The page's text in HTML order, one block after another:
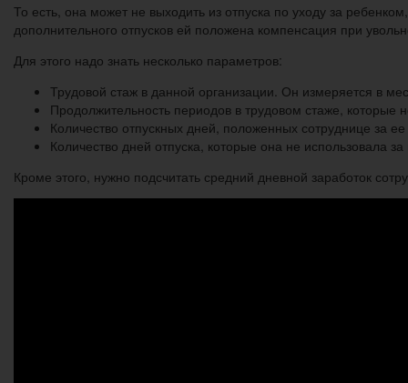
То есть, она может не выходить из отпуска по уходу за
дополнительного отпусков ей положена компенсация при
Для этого надо знать несколько параметров:
Трудовой стаж в данной организации. Он измеряется в
Продолжительность периодов в трудовом стаже,
Количество отпускных дней, положенных сотруднице за
Количество дней отпуска, которые она не использовала
Кроме этого, нужно подсчитать средний дневной заработок